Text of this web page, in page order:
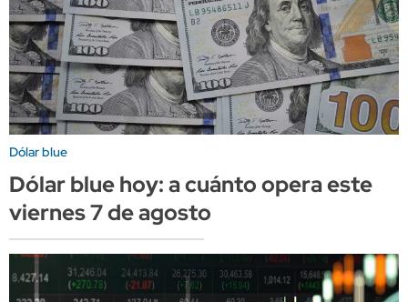
Dólar blue
Dólar blue hoy: a cuánto opera este
viernes 7 de agosto